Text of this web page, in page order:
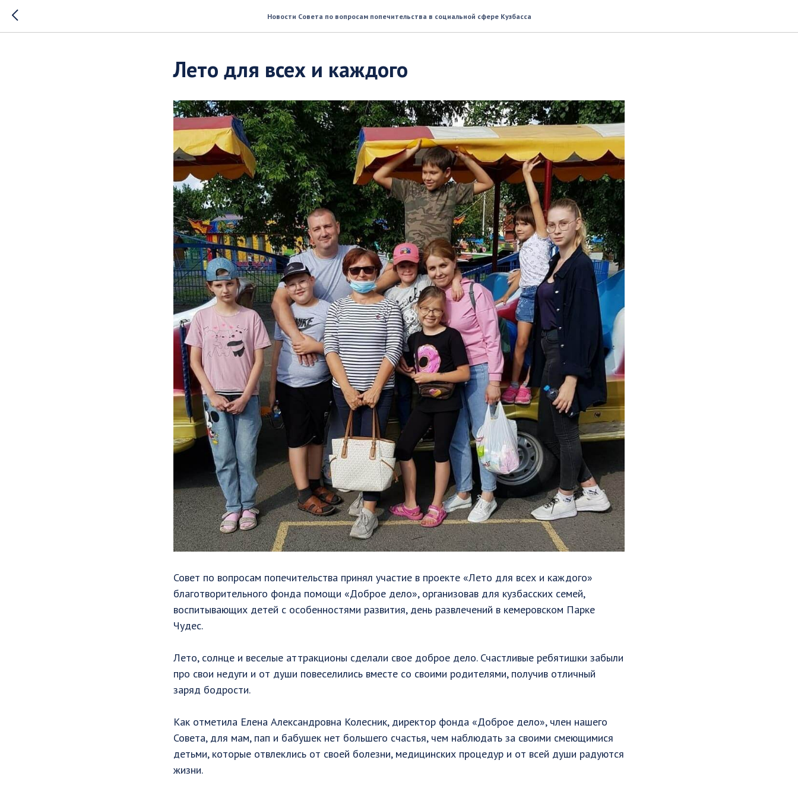
Новости Совета по вопросам попечительства в социальной сфере Кузбасса
Лето для всех и каждого
Совет по вопросам попечительства принял участие в проекте «Лето для всех и каждого»
благотворительного фонда помощи «Доброе дело», организовав для кузбасских семей,
воспитывающих детей с особенностями развития, день развлечений в кемеровском Парке
Чудес.
Лето, солнце и веселые аттракционы сделали свое доброе дело. Счастливые ребятишки забыли
про свои недуги и от души повеселились вместе со своими родителями, получив отличный
заряд бодрости.
Как отметила Елена Александровна Колесник, директор фонда «Доброе дело», член нашего
Совета, для мам, пап и бабушек нет большего счастья, чем наблюдать за своими смеющимися
детьми, которые отвлеклись от своей болезни, медицинских процедур и от всей души радуются
жизни.